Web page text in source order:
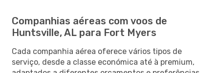
Companhias aéreas com voos de
Huntsville, AL para Fort Myers
Cada companhia aérea oferece vários tipos de
serviço, desde a classe económica até à premium,